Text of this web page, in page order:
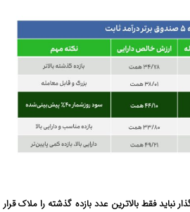
نباید فقط بالاترین عدد بازده گذشته را ملاک قرار